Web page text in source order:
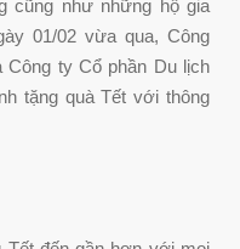
cũng như những hộ gia
01/02 vừa qua, Công
Công ty Cổ phần Du lịch
tặng quà Tết với thông